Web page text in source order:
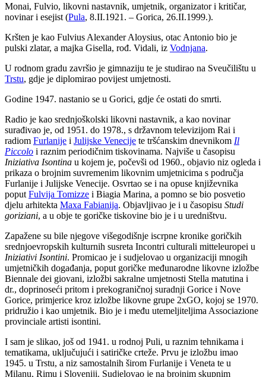
Monai, Fulvio, likovni nastavnik, umjetnik, organizator i kritičar,
novinar i esejist (Pula, 8.II.1921. – Gorica, 26.II.1999.).
Kršten je kao Fulvius Alexander Aloysius, otac Antonio bio je
pulski zlatar, a majka Gisella, rođ. Vidali, iz Vodnjana.
U rodnom gradu završio je gimnaziju te je studirao na Sveučilištu u
Trstu, gdje je diplomirao povijest umjetnosti.
Godine 1947. nastanio se u Gorici, gdje će ostati do smrti.
Radio je kao srednjoškolski likovni nastavnik, a kao novinar
surađivao je, od 1951. do 1978., s državnom televizijom Rai i
radiom Furlanije i Julijske Venecije te tršćanskim dnevnikom Il
Piccolo i raznim periodičnim tiskovinama. Najviše u časopisu
Iniziativa Isontina u kojem je, počevši od 1960., objavio niz ogleda i
prikaza o brojnim suvremenim likovnim umjetnicima s područja
Furlanije i Julijske Venecije. Osvrtao se i na opuse književnika
poput Fulvija Tomizze i Biagia Marina, a pomno se bio posvetio
djelu arhitekta Maxa Fabianija. Objavljivao je i u časopisu Studi
goriziani, a u obje te goričke tiskovine bio je i u uredništvu.
Zapažene su bile njegove višegodišnje iscrpne kronike goričkih
srednjoevropskih kulturnih susreta Incontri culturali mitteleuropei u
Iniziativi Isontini. Promicao je i sudjelovao u organizaciji mnogih
umjetničkih događanja, poput goričke međunarodne likovne izložbe
Biennale dei giovani, izložbi sakralne umjetnosti Stella matutina i
dr., doprinoseći pritom i prekograničnoj suradnji Gorice i Nove
Gorice, primjerice kroz izložbe likovne grupe 2xGO, kojoj se 1970.
pridružio i kao umjetnik. Bio je i među utemeljiteljima Associazione
provinciale artisti isontini.
I sam je slikao, još od 1941. u rodnoj Puli, u raznim tehnikama i
tematikama, uključujući i satiričke crteže. Prvu je izložbu imao
1945. u Trstu, a niz samostalnih širom Furlanije i Veneta te u
Milanu, Rimu i Sloveniji. Sudjelovao je na brojnim skupnim